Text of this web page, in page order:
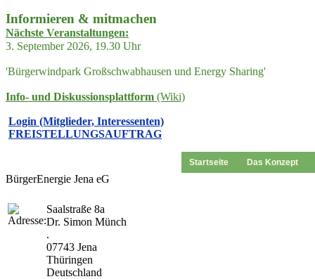
Informieren & mitmachen
Nächste Veranstaltungen:
3. September 2026, 19.30 Uhr
'Bürgerwindpark Großschwabhausen und Energy Sharing'
Info- und Diskussionsplattform (Wiki)
Login (Mitglieder, Interessenten)
FREISTELLUNGSAUFTRAG
Startseite Das Konzept
BürgerEnergie Jena eG
Saalstraße 8a
Dr. Simon Münch
.
07743 Jena
Thüringen
Deutschland